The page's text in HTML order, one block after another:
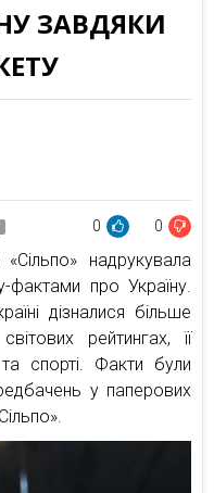
ЗАВДЯКИ
0 0
надрукувала
про Україну.
дізналися більше
рейтингах, її
спорті. Факти були
у паперових